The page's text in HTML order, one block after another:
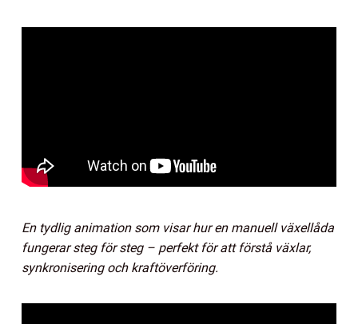
En tydlig animation som visar hur en manuell växellåda
fungerar steg för steg – perfekt för att förstå växlar,
synkronisering och kraftöverföring.